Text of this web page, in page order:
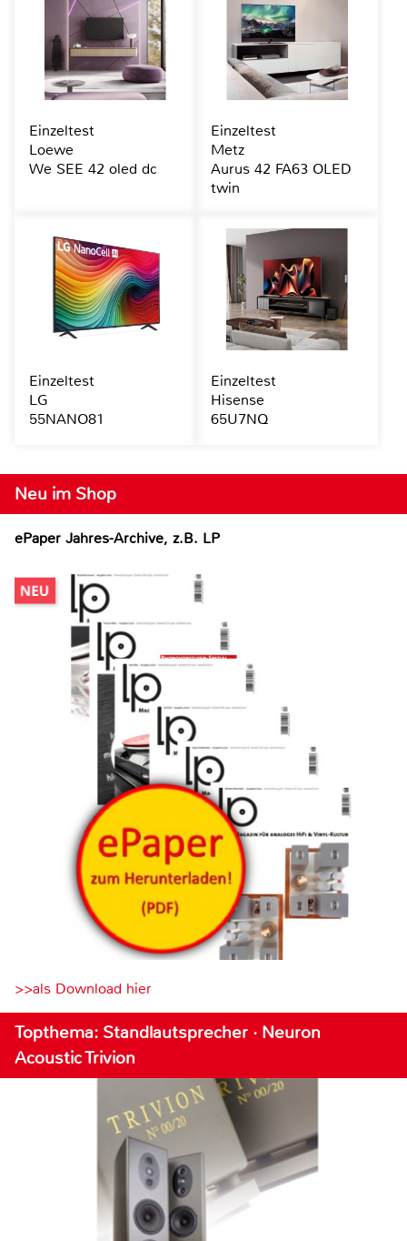
Neu im Shop
ePaper Jahres-Archive, z.B. LP
>>als Download hier
Topthema: Standlautsprecher · Neuron
Acoustic Trivion
Einzeltest
Loewe
We SEE 42 oled dc
Einzeltest
Metz
Aurus 42 FA63 OLED
twin
Einzeltest
LG
55NANO81
Einzeltest
Hisense
65U7NQ